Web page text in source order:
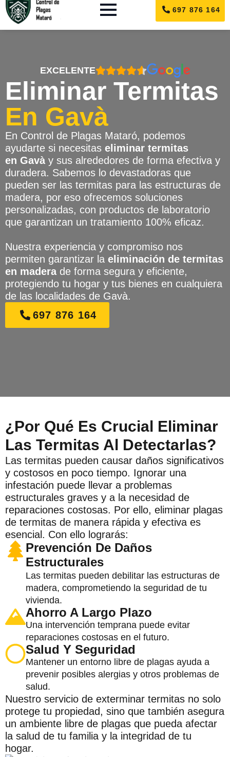
697 876 164
EXCELENTE
Eliminar Termitas
En Gavà
En Control de Plagas Mataró, podemos
ayudarte si necesitas eliminar termitas
en Gavà y sus alrededores de forma efectiva y
duradera. Sabemos lo devastadoras que
pueden ser las termitas para las estructuras de
madera, por eso ofrecemos soluciones
personalizadas, con productos de laboratorio
que garantizan un tratamiento 100% eficaz.
Nuestra experiencia y compromiso nos
permiten garantizar la eliminación de termitas
en maderade forma segura y eficiente,
protegiendo tu hogar y tus bienes en cualquiera
de las localidades de Gavà.
697 876 164
¿Por Qué Es Crucial Eliminar
Las Termitas Al Detectarlas?
Las termitas pueden causar daños significativos
y costosos en poco tiempo. Ignorar una
infestación puede llevar a problemas
estructurales graves y a la necesidad de
reparaciones costosas. Por ello, eliminar plagas
de termitas de manera rápida y efectiva es
esencial. Con ello lograrás:
Prevención De Daños
Estructurales
Las termitas pueden debilitar las estructuras de
madera, comprometiendo la seguridad de tu
vivienda.
Ahorro A Largo Plazo
Una intervención temprana puede evitar
reparaciones costosas en el futuro.
Salud Y Seguridad
Mantener un entorno libre de plagas ayuda a
prevenir posibles alergias y otros problemas de
salud.
Nuestro servicio de exterminar termitas no solo
protege tu propiedad, sino que también asegura
un ambiente libre de plagas que pueda afectar
la salud de tu familia y la integridad de tu
hogar.